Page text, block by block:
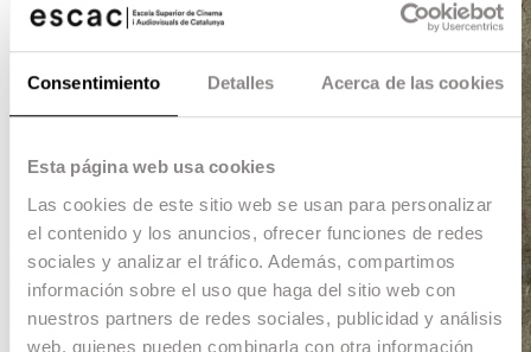
Consentimiento Detalles Acerca de las cookies
Esta página web usa cookies
Las cookies de este sitio web se usan para personalizar
el contenido y los anuncios, ofrecer funciones de redes
sociales y analizar el tráfico. Además, compartimos
información sobre el uso que haga del sitio web con
nuestros partners de redes sociales, publicidad y análisis
web, quienes pueden combinarla con otra información